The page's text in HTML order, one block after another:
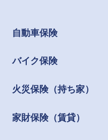
自動車保険
バイク保険
火災保険（持ち家）
家財保険（賃貸）